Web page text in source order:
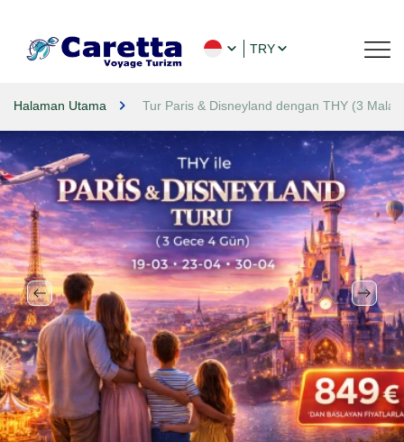
TRY
Halaman Utama Tur Paris & Disneyland dengan THY (3